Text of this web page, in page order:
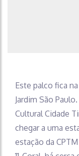
Este palco fica
Jardim São
Cultural Cidade
chegar a uma
estação da